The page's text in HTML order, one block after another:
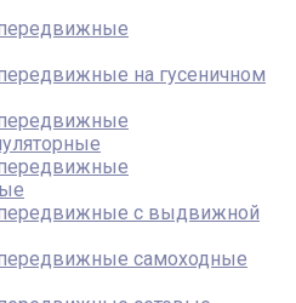
на гусеничном
с выдвижной
самоходные